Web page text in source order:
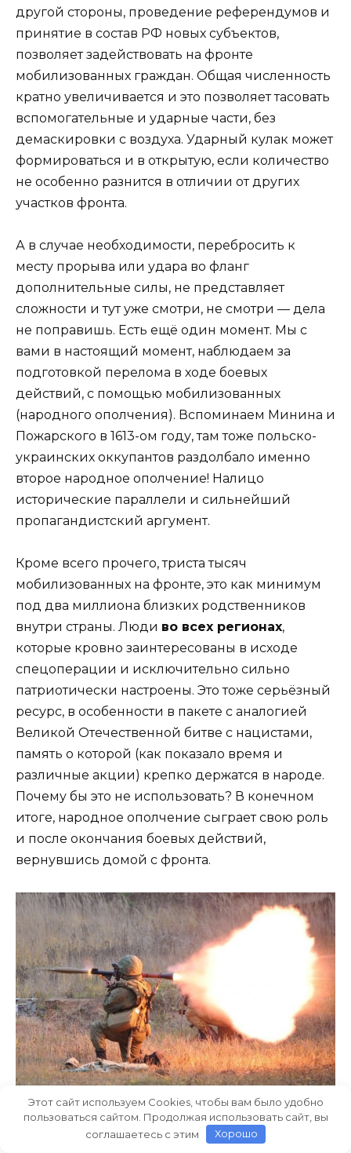
другой стороны, проведение референдумов и
принятие в состав РФ новых субъектов,
позволяет задействовать на фронте
мобилизованных граждан. Общая численность
кратно увеличивается и это позволяет тасовать
вспомогательные и ударные части, без
демаскировки с воздуха. Ударный кулак может
формироваться и в открытую, если количество
не особенно разнится в отличии от других
участков фронта.
А в случае необходимости, перебросить к
месту прорыва или удара во фланг
дополнительные силы, не представляет
сложности и тут уже смотри, не смотри — дела
не поправишь. Есть ещё один момент. Мы с
вами в настоящий момент, наблюдаем за
подготовкой перелома в ходе боевых
действий, с помощью мобилизованных
(народного ополчения). Вспоминаем Минина и
Пожарского в 1613-ом году, там тоже польско-
украинских оккупантов раздолбало именно
второе народное ополчение! Налицо
исторические параллели и сильнейший
пропагандистский аргумент.
Кроме всего прочего, триста тысяч
мобилизованных на фронте, это как минимум
под два миллиона близких родственников
внутри страны. Люди во всех регионах,
которые кровно заинтересованы в исходе
спецоперации и исключительно сильно
патриотически настроены. Это тоже серьёзный
ресурс, в особенности в пакете с аналогией
Великой Отечественной битве с нацистами,
память о которой (как показало время и
различные акции) крепко держатся в народе.
Почему бы это не использовать? В конечном
итоге, народное ополчение сыграет свою роль
и после окончания боевых действий,
вернувшись домой с фронта.
Этот сайт используем Cookies, чтобы вам было удобно
пользоваться сайтом. Продолжая использовать сайт, вы
соглашаетесь с этим
Хорошо